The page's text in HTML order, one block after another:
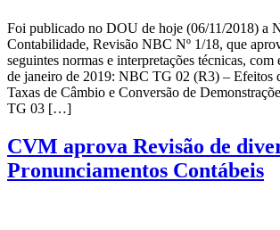
Foi publicado no DOU de hoje (06/11/2018) a
Contabilidade, Revisão NBC Nº 1/18, que
seguintes normas e interpretações técnicas, com
de janeiro de 2019: NBC TG 02 (R3) – Efeitos
Taxas de Câmbio e Conversão de
TG 03 […]
CVM aprova Revisão de
Pronunciamentos Contábeis